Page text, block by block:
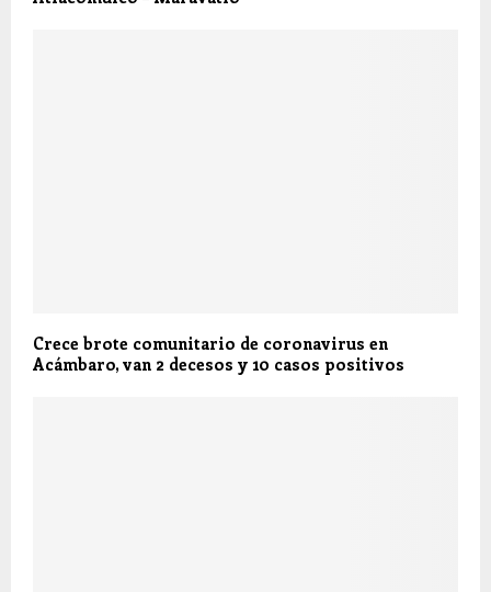
Crece brote comunitario de coronavirus en
Acámbaro, van 2 decesos y 10 casos positivos